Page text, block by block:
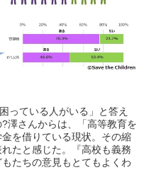
っている人がいる」と答え
澤さんからは、
「高等教育を
を借りている現状。その縮
たと感じた。『高校も義務
たちの意見もとてもよくわ